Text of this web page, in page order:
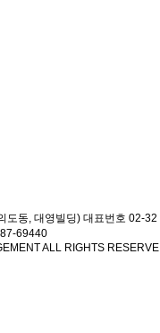
도동, 대영빌딩) 대표번호 02-32
69440
ALL RIGHTS RESERVE